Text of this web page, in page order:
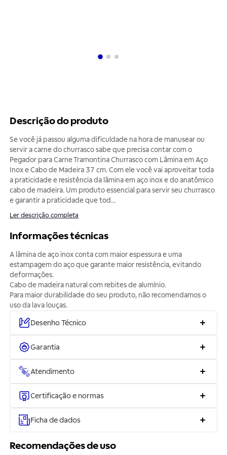
Descrição do produto
Se você já passou alguma dificuldade na hora de manusear ou
servir a carne do churrasco sabe que precisa contar com o
Pegador para Carne Tramontina Churrasco com Lâmina em Aço
Inox e Cabo de Madeira 37 cm. Com ele você vai aproveitar toda
a praticidade e resistência da lâmina em aço inox e do anatômico
cabo de madeira. Um produto essencial para servir seu churrasco
e garantir a praticidade que tod ...
Ler descrição completa
Informações técnicas
A lâmina de aço inox conta com maior espessura e uma
estampagem do aço que garante maior resistência, evitando
deformações.
Cabo de madeira natural com rebites de alumínio.
Para maior durabilidade do seu produto, não recomendamos o
uso da lava louças.
Desenho Técnico
Garantia
Atendimento
Certificação e normas
Ficha de dados
Recomendações de uso